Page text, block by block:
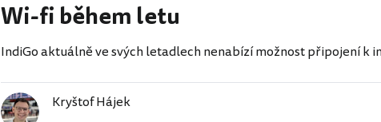
Wi-fi během letu
IndiGo aktuálně ve svých letadlech nenabízí možnost připojení k
Kryštof Hájek